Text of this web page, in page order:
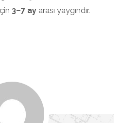
3–7 ay arası yaygındır.